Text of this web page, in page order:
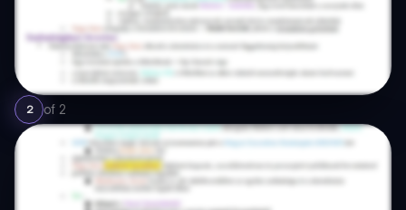
2 of 2